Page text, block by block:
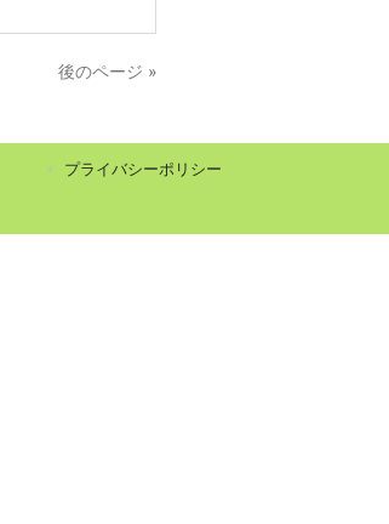
後のページ »
プライバシーポリシー